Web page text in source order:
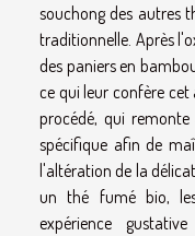
souchong des autres
traditionnelle. Après
des paniers en
ce qui leur confère cet
procédé, qui
spécifique afin de
l'altération de la
un thé fumé bio,
expérience